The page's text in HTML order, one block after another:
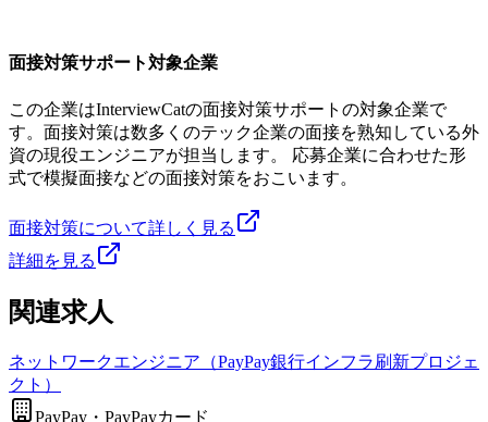
面接対策サポート対象企業
この企業はInterviewCatの面接対策サポートの対象企業で
す。面接対策は数多くのテック企業の面接を熟知している外
資の現役エンジニアが担当します。 応募企業に合わせた形
式で模擬面接などの面接対策をおこいます。
面接対策について詳しく見る
詳細を見る
関連求人
ネットワークエンジニア（PayPay銀行インフラ刷新プロジェ
クト）
PayPay・PayPayカード